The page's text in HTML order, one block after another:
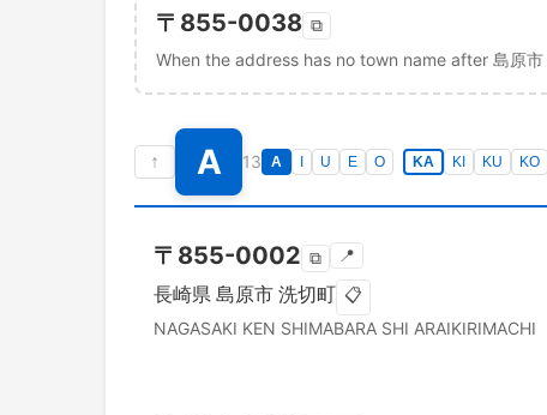
〒 855-0038 ⧉
When the address has no town name after 島原市
↑ A 13 A U E O KA KI KU KO
〒 855-0002 ⧉ 📍
長崎県 島原市 洗切町 📋
NAGASAKI KEN SHIMABARA SHI ARAIKIRIMACHI